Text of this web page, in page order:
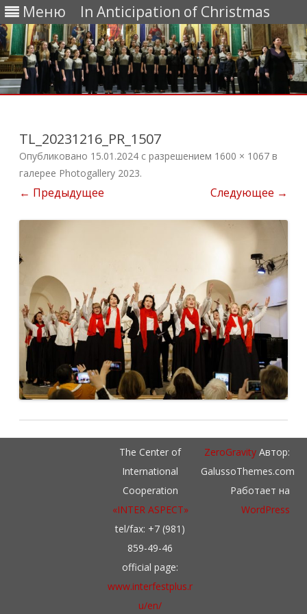
Меню In Anticipation of Christmas
TL_20231216_PR_1507
Опубликовано 15.01.2024 с разрешением 1600 × 1067 в
галерее Photogallery 2023.
← Предыдущее Следующее →
The Center of
International
Cooperation
«INTER ASPECT»
tel/fax: +7 (981)
859-49-46
official page:
www.interfestplus.r
u/en/
ZeroGravityАвтор:
GalussoThemes.com
Работает на
WordPress